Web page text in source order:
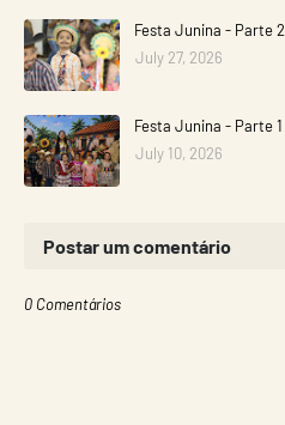
Festa Junina - Parte 2
July 27, 2026
Festa Junina - Parte 1
July 10, 2026
Postar um comentário
0 Comentários